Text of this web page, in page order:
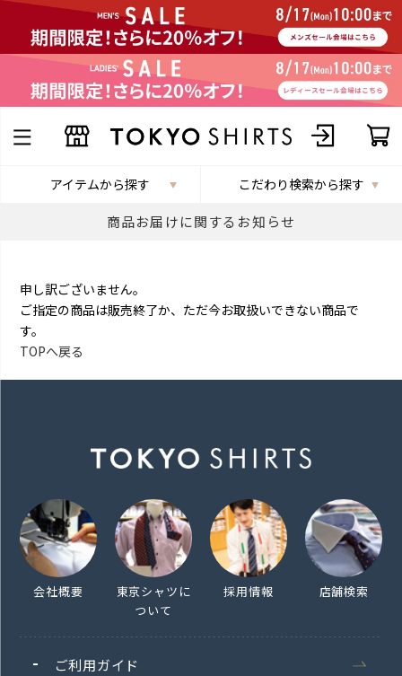
アイテムから探す こだわり検索から探す
商品お届けに関するお知らせ
申し訳ございません。
ご指定の商品は販売終了か、ただ今お取扱いできない商品で
す。
TOPへ戻る
会社概要
東京シャツに
ついて
採用情報 店舗検索
ご利用ガイド